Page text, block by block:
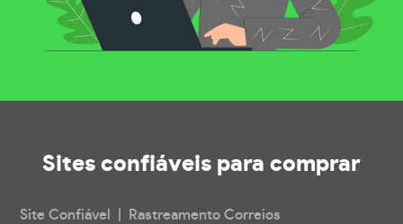
Sites confiáveis para comprar
Site Confiável | Rastreamento Correios